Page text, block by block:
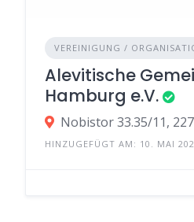
VEREINIGUNG /
Alevitische
Hamburg e.V.
Nobistor 33.35/11,
HINZUGEFÜGT AM: 10. MAI